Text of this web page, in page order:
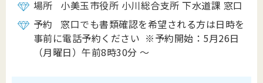
場所 小美玉市役所 小川総合支所 下水道課 窓口
予約 窓口でも書類確認を希望される方は日時を
事前に電話予約ください ※予約開始：5月26日
（月曜日）午前8時30分 ～